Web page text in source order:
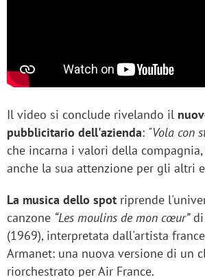
Il video si conclude rivelando il
pubblicitario dell'azienda: "Vola con
che incarna i valori della
anche la sua attenzione per gli altri
La musica dello spot riprende
canzone “Les moulins de mon cœur”di
(1969), interpretata dall'artista
Armanet: una nuova versione di un
riorchestrato per Air France.